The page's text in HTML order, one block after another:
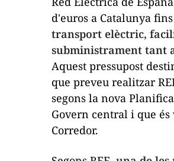
d'euros a Catalunya
transport elèctric,
subministrament tant
Aquest pressupost
que preveu realitzar
segons la nova
Govern central i que
Corredor.